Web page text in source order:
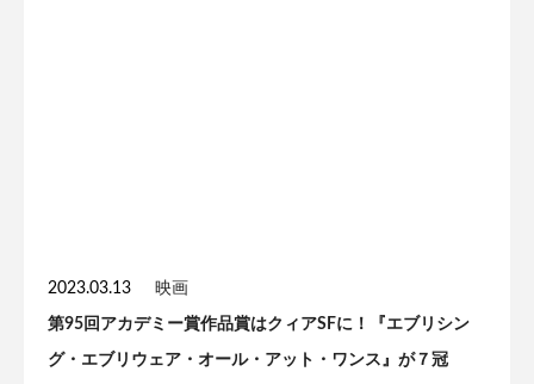
2023.03.13 映画
第95回アカデミー賞作品賞はクィアSFに！『エブリシン
グ・エブリウェア・オール・アット・ワンス』が７冠